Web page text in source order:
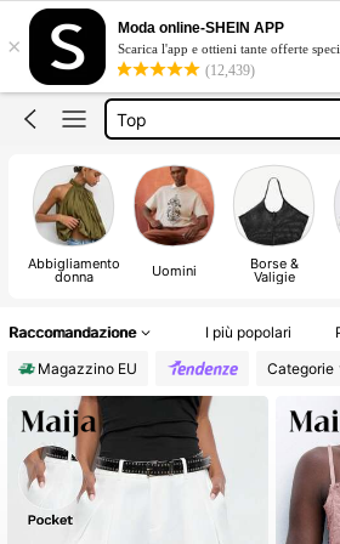
×
Moda online-SHEIN APP
Scarica l'app e ottieni tante offerte
(12,439)
Costumi Mare Donna
Copricostume Donna
Top
Copri Costumi Donna Mare
Costumi Mare Donna
Abbigliamento
donna Uomini Borse &
Valigie
Raccomandazione I più popolari
Magazzino EU
Categorie